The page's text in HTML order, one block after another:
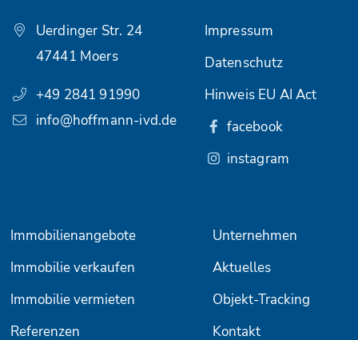
Uerdinger Str. 24
47441 Moers
+49 2841 91990
info@hoffmann-ivd.de
Immobilienangebote
Unternehmen
Immobilie verkaufen
Aktuelles
Immobilie vermieten
Objekt-Tracking
Referenzen
Kontakt
Impressum
Datenschutz
Hinweis EU AI Act
facebook
instagram